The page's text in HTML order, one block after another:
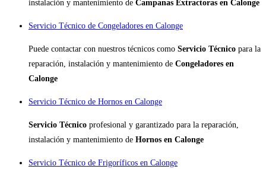
instalación y mantenimiento de Campanas Extractoras en Calonge
Servicio Técnico de Congeladores en Calonge
Puede contactar con nuestros técnicos como Servicio Técnico para la
reparación, instalación y mantenimiento de Congeladores en
Calonge
Servicio Técnico de Hornos en Calonge
Servicio Técnico profesional y garantizado para la reparación,
instalación y mantenimiento de Hornos en Calonge
Servicio Técnico de Frigoríficos en Calonge